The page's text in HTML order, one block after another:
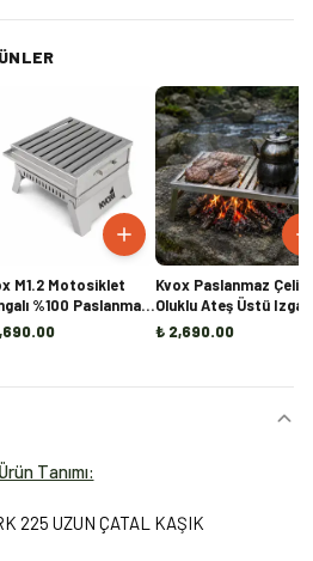
M1.2 Motosiklet
%100 Paslanmaz
Kvox Paslanmaz Çelik
Oluklu Ateş Üstü
₺ 2,690.00
Tanımı:
225 UZUN ÇATAL KAŞIK